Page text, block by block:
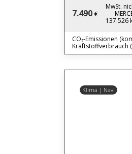
7.490 €
MwSt.
137.526
CO₂-Emissionen
Kraftstoffverbrauch
Klima | Navi